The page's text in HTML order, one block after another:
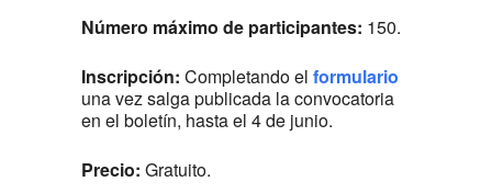
Número máximo de participantes: 150.
Inscripción: Completando el formulario
una vez salga publicada la convocatoria
en el boletín, hasta el 4 de junio.
Precio: Gratuito.